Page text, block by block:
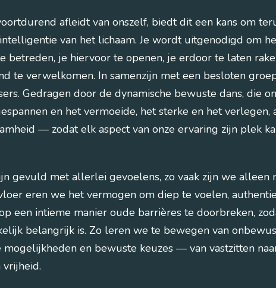
afleidt van onszelf, biedt dit een kans om
van het lichaam. Je wordt uitgenodigd om
betreden, je hiervoor te openen, je erdoor te laten
te verwelkomen. In samenzijn met een besloten
Gedragen door de dynamische bewuste dans, die
en het vermoeide, het sterke en het verlegen,
— zodat elk aspect van onze ervaring zijn plek
gevuld met allerlei gevoelens, zo vaak zijn we alleen
eren we het vermogen om diep te voelen,
een intieme manier oude barrières te doorbreken,
belangrijk is. Zo leren we te bewegen van
mogelijkheden en bewuste keuzes — van vastzitten